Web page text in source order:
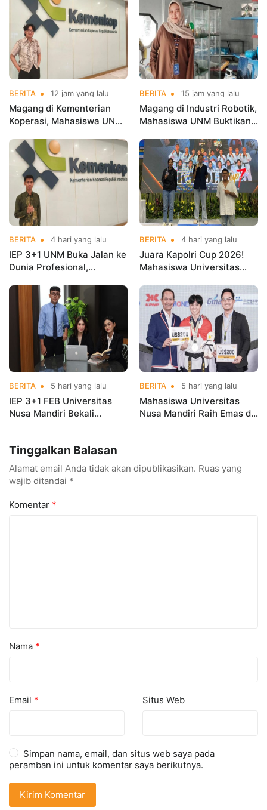
BERITA 12 jam yang lalu
Magang di Kementerian
Koperasi, Mahasiswa UNM
Siap Hadapi Dunia Kerja
BERITA 15 jam yang lalu
Magang di Industri Robotik,
Mahasiswa UNM Buktikan
dengan Dunia Kerja
BERITA 4 hari yang lalu
IEP 3+1 UNM Buka Jalan ke
Dunia Profesional,
Kementerian Koperasi
BERITA 4 hari yang lalu
Juara Kapolri Cup 2026!
Mahasiswa Universitas
Nama Kampus di Kejurnas
Taekwondo
BERITA 5 hari yang lalu
IEP 3+1 FEB Universitas
Nusa Mandiri Bekali
BERITA 5 hari yang lalu
Mahasiswa Universitas
Nusa Mandiri Raih Emas di
Tinggalkan Balasan
Alamat email Anda tidak akan dipublikasikan. Ruas yang
wajib ditandai *
Komentar *
Nama *
Email * Situs Web
Simpan nama, email, dan situs web saya pada
peramban ini untuk komentar saya berikutnya.